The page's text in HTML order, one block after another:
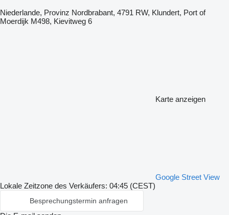
Niederlande, Provinz Nordbrabant, 4791 RW, Klundert, Port of
Moerdijk M498, Kievitweg 6
Karte anzeigen
Google Street View
Lokale Zeitzone des Verkäufers: 04:45 (CEST)
Besprechungstermin anfragen